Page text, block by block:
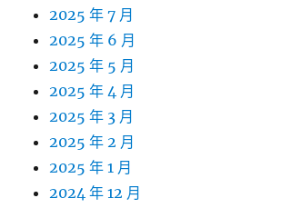
2025 年 7 月
2025 年 6 月
2025 年 5 月
2025 年 4 月
2025 年 3 月
2025 年 2 月
2025 年 1 月
2024 年 12 月